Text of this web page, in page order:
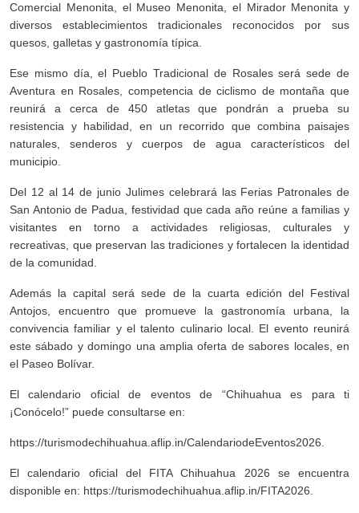
Comercial Menonita, el Museo Menonita, el Mirador Menonita y
diversos establecimientos tradicionales reconocidos por sus
quesos, galletas y gastronomía típica.
Ese mismo día, el Pueblo Tradicional de Rosales será sede de
Aventura en Rosales, competencia de ciclismo de montaña que
reunirá a cerca de 450 atletas que pondrán a prueba su
resistencia y habilidad, en un recorrido que combina paisajes
naturales, senderos y cuerpos de agua característicos del
municipio.
Del 12 al 14 de junio Julimes celebrará las Ferias Patronales de
San Antonio de Padua, festividad que cada año reúne a familias y
visitantes en torno a actividades religiosas, culturales y
recreativas, que preservan las tradiciones y fortalecen la identidad
de la comunidad.
Además la capital será sede de la cuarta edición del Festival
Antojos, encuentro que promueve la gastronomía urbana, la
convivencia familiar y el talento culinario local. El evento reunirá
este sábado y domingo una amplia oferta de sabores locales, en
el Paseo Bolívar.
El calendario oficial de eventos de “Chihuahua es para ti
¡Conócelo!” puede consultarse en:
https://turismodechihuahua.aflip.in/CalendariodeEventos2026.
El calendario oficial del FITA Chihuahua 2026 se encuentra
disponible en: https://turismodechihuahua.aflip.in/FITA2026.